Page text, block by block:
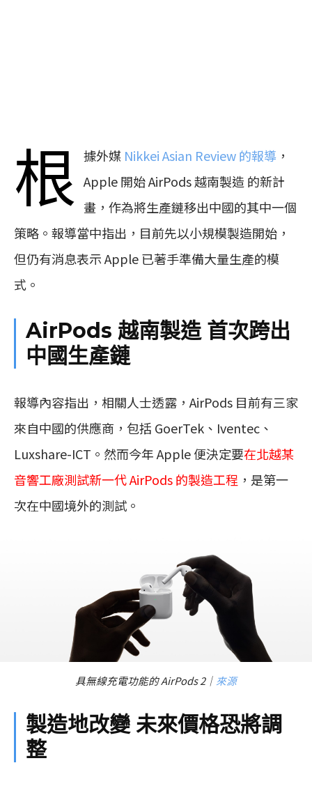
根 據外媒 Nikkei Asian Review 的報導 ，
Apple 開始 AirPods 越南製造 的新計
畫，作為將生產鏈移出中國的其中一個
策略。報導當中指出，目前先以小規模製造開始，
但仍有消息表示 Apple 已著手準備大量生產的模
式。
AirPods 越南製造 首次跨出
中國生產鏈
報導內容指出，相關人士透露，AirPods 目前有三家
來自中國的供應商，包括 GoerTek、Iventec、
Luxshare-ICT。然而今年 Apple 便決定要在北越某
音響工廠測試新一代 AirPods 的製造工程 ，是第一
次在中國境外的測試。
具無線充電功能的 AirPods 2｜ 來源
製造地改變 未來價格恐將調
整